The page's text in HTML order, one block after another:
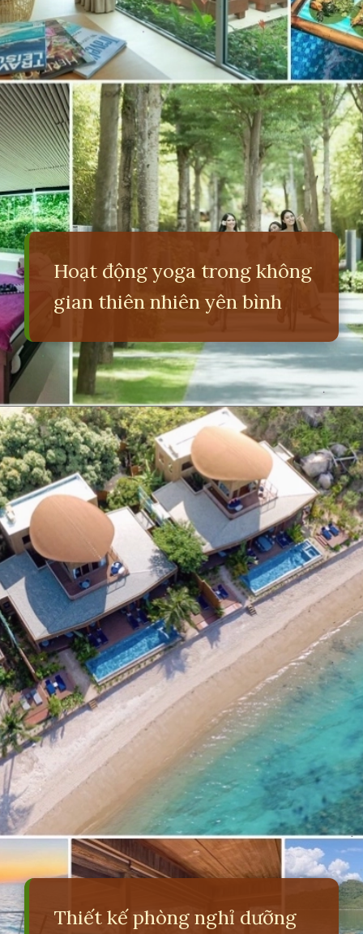
Hoạt động yoga trong không
gian thiên nhiên yên bình
Đang mởhttps://erci.edu.vn/retreat-la-gi
Thiết kế phòng nghỉ dưỡng